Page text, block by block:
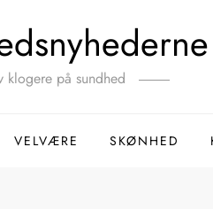
klogere på sundhed
VELVÆRE SKØNHED